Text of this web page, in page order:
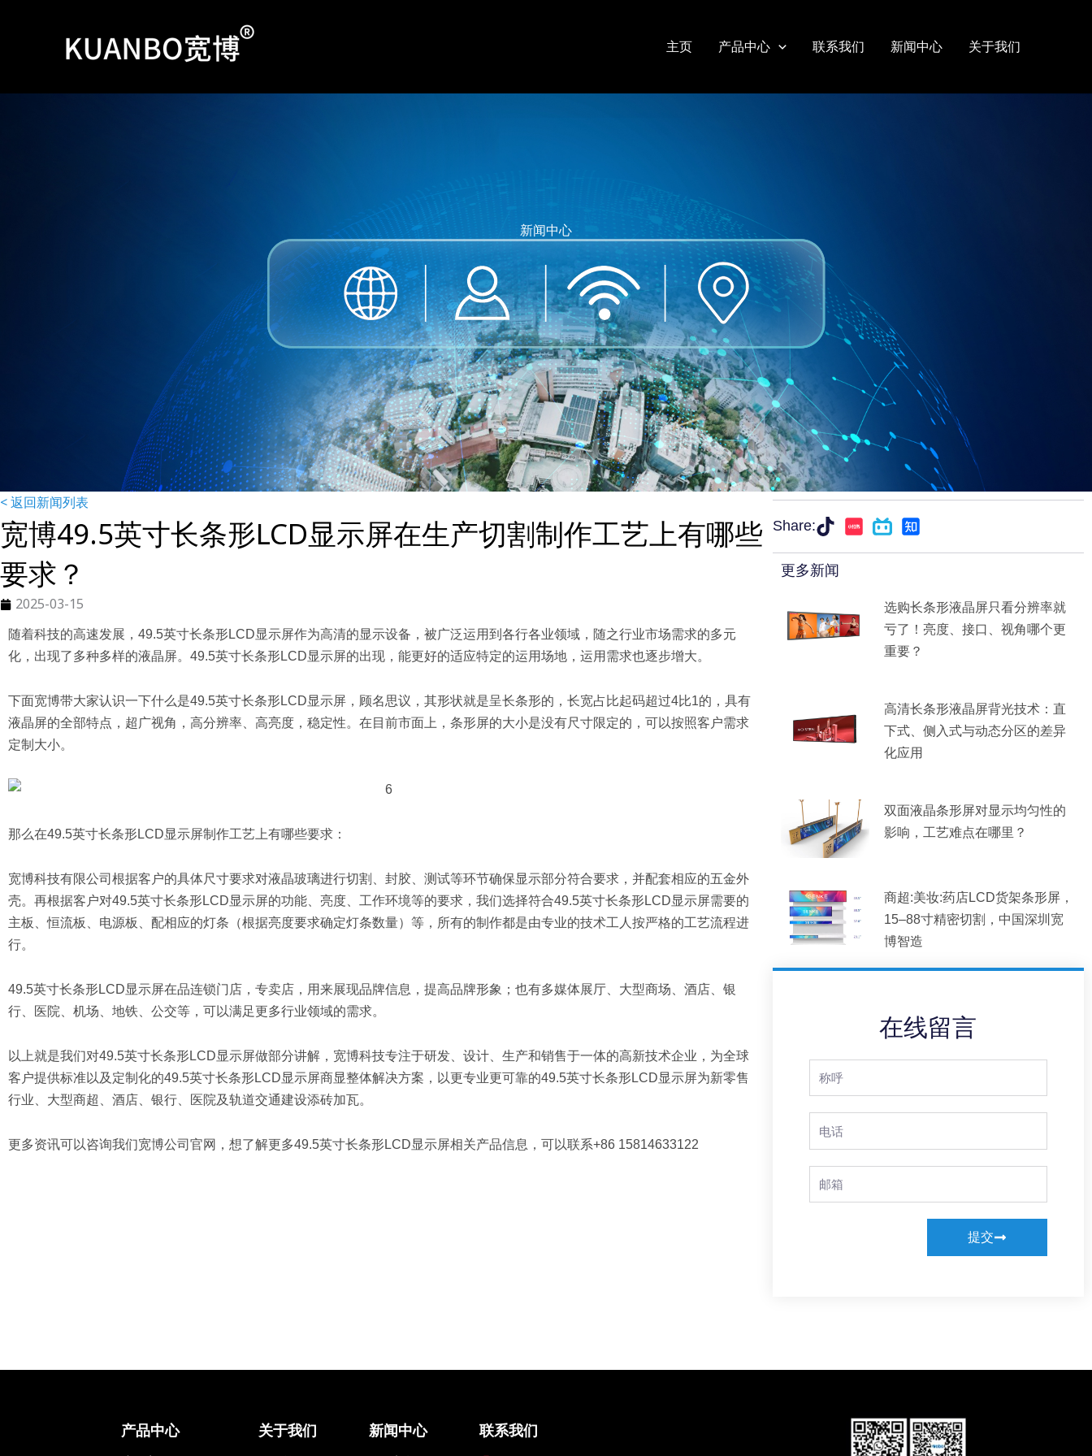
主页 产品中心 联系我们 新闻中心 关于我们
新闻中心
< 返回新闻列表
宽博49.5英寸长条形LCD显示屏在生产切割制作工艺上有哪些
要求？
2025-03-15
随着科技的高速发展，49.5英寸长条形LCD显示屏作为高清的显示设备，被广泛运用到各行各业领域，随之行业市场需求的多元
化，出现了多种多样的液晶屏。49.5英寸长条形LCD显示屏的出现，能更好的适应特定的运用场地，运用需求也逐步增大。
下面宽博带大家认识一下什么是49.5英寸长条形LCD显示屏，顾名思议，其形状就是呈长条形的，长宽占比起码超过4比1的，具有
液晶屏的全部特点，超广视角，高分辨率、高亮度，稳定性。在目前市面上，条形屏的大小是没有尺寸限定的，可以按照客户需求
定制大小。
那么在49.5英寸长条形LCD显示屏制作工艺上有哪些要求：
宽博科技有限公司根据客户的具体尺寸要求对液晶玻璃进行切割、封胶、测试等环节确保显示部分符合要求，并配套相应的五金外
壳。再根据客户对49.5英寸长条形LCD显示屏的功能、亮度、工作环境等的要求，我们选择符合49.5英寸长条形LCD显示屏需要的
主板、恒流板、电源板、配相应的灯条（根据亮度要求确定灯条数量）等，所有的制作都是由专业的技术工人按严格的工艺流程进
行。
49.5英寸长条形LCD显示屏在品连锁门店，专卖店，用来展现品牌信息，提高品牌形象；也有多媒体展厅、大型商场、酒店、银
行、医院、机场、地铁、公交等，可以满足更多行业领域的需求。
以上就是我们对49.5英寸长条形LCD显示屏做部分讲解，宽博科技专注于研发、设计、生产和销售于一体的高新技术企业，为全球
客户提供标准以及定制化的49.5英寸长条形LCD显示屏商显整体解决方案，以更专业更可靠的49.5英寸长条形LCD显示屏为新零售
行业、大型商超、酒店、银行、医院及轨道交通建设添砖加瓦。
更多资讯可以咨询我们宽博公司官网，想了解更多49.5英寸长条形LCD显示屏相关产品信息，可以联系+86 15814633122
Share:
更多新闻
选购长条形液晶屏只看分辨率就
亏了！亮度、接口、视角哪个更
重要？
高清长条形液晶屏背光技术：直
下式、侧入式与动态分区的差异
化应用
双面液晶条形屏对显示均匀性的
影响，工艺难点在哪里？
商超:美妆:药店LCD货架条形屏，
15–88寸精密切割，中国深圳宽
博智造
在线留言
Full
Name
Phone
Email
提交
产品中心 关于我们 新闻中心 联系我们